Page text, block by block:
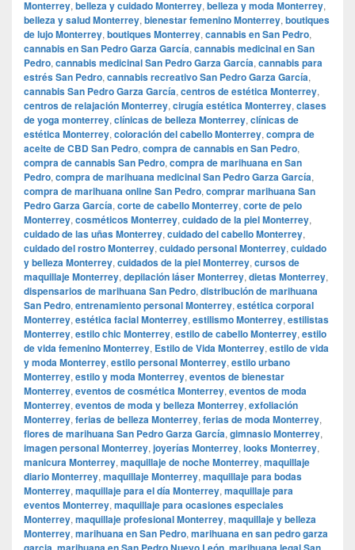
Monterrey, belleza y cuidado Monterrey, belleza y moda Monterrey,
belleza y salud Monterrey, bienestar femenino Monterrey, boutiques
de lujo Monterrey, boutiques Monterrey, cannabis en San Pedro,
cannabis en San Pedro Garza García, cannabis medicinal en San
Pedro, cannabis medicinal San Pedro Garza García, cannabis para
estrés San Pedro, cannabis recreativo San Pedro Garza García,
cannabis San Pedro Garza García, centros de estética Monterrey,
centros de relajación Monterrey, cirugía estética Monterrey, clases
de yoga monterrey, clínicas de belleza Monterrey, clínicas de
estética Monterrey, coloración del cabello Monterrey, compra de
aceite de CBD San Pedro, compra de cannabis en San Pedro,
compra de cannabis San Pedro, compra de marihuana en San
Pedro, compra de marihuana medicinal San Pedro Garza García,
compra de marihuana online San Pedro, comprar marihuana San
Pedro Garza García, corte de cabello Monterrey, corte de pelo
Monterrey, cosméticos Monterrey, cuidado de la piel Monterrey,
cuidado de las uñas Monterrey, cuidado del cabello Monterrey,
cuidado del rostro Monterrey, cuidado personal Monterrey, cuidado
y belleza Monterrey, cuidados de la piel Monterrey, cursos de
maquillaje Monterrey, depilación láser Monterrey, dietas Monterrey,
dispensarios de marihuana San Pedro, distribución de marihuana
San Pedro, entrenamiento personal Monterrey, estética corporal
Monterrey, estética facial Monterrey, estilismo Monterrey, estilistas
Monterrey, estilo chic Monterrey, estilo de cabello Monterrey, estilo
de vida femenino Monterrey, Estilo de Vida Monterrey, estilo de vida
y moda Monterrey, estilo personal Monterrey, estilo urbano
Monterrey, estilo y moda Monterrey, eventos de bienestar
Monterrey, eventos de cosmética Monterrey, eventos de moda
Monterrey, eventos de moda y belleza Monterrey, exfoliación
Monterrey, ferias de belleza Monterrey, ferias de moda Monterrey,
flores de marihuana San Pedro Garza García, gimnasio Monterrey,
imagen personal Monterrey, joyerías Monterrey, looks Monterrey,
manicura Monterrey, maquillaje de noche Monterrey, maquillaje
diario Monterrey, maquillaje Monterrey, maquillaje para bodas
Monterrey, maquillaje para el día Monterrey, maquillaje para
eventos Monterrey, maquillaje para ocasiones especiales
Monterrey, maquillaje profesional Monterrey, maquillaje y belleza
Monterrey, marihuana en San Pedro, marihuana en san pedro garza
, ,